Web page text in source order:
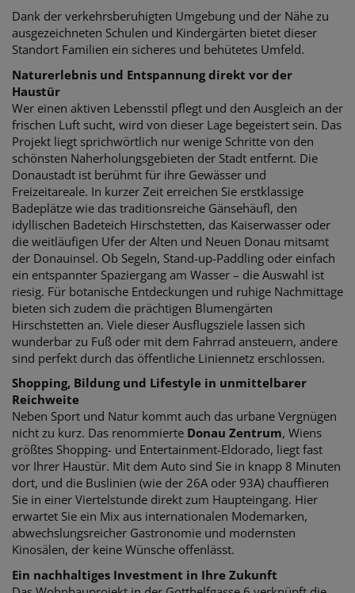
Dank der verkehrsberuhigten Umgebung und der Nähe zu
ausgezeichneten Schulen und Kindergärten bietet dieser
Standort Familien ein sicheres und behütetes Umfeld.
Naturerlebnis und Entspannung direkt vor der
Haustür
Wer einen aktiven Lebensstil pflegt und den Ausgleich an der
frischen Luft sucht, wird von dieser Lage begeistert sein. Das
Projekt liegt sprichwörtlich nur wenige Schritte von den
schönsten Naherholungsgebieten der Stadt entfernt. Die
Donaustadt ist berühmt für ihre Gewässer und
Freizeitareale. In kurzer Zeit erreichen Sie erstklassige
Badeplätze wie das traditionsreiche Gänsehäufl, den
idyllischen Badeteich Hirschstetten, das Kaiserwasser oder
die weitläufigen Ufer der Alten und Neuen Donau mitsamt
der Donauinsel. Ob Segeln, Stand-up-Paddling oder einfach
ein entspannter Spaziergang am Wasser – die Auswahl ist
riesig. Für botanische Entdeckungen und ruhige Nachmittage
bieten sich zudem die prächtigen Blumengärten
Hirschstetten an. Viele dieser Ausflugsziele lassen sich
wunderbar zu Fuß oder mit dem Fahrrad ansteuern, andere
sind perfekt durch das öffentliche Liniennetz erschlossen.
Shopping, Bildung und Lifestyle in unmittelbarer
Reichweite
Neben Sport und Natur kommt auch das urbane Vergnügen
nicht zu kurz. Das renommierte Donau Zentrum, Wiens
größtes Shopping- und Entertainment-Eldorado, liegt fast
vor Ihrer Haustür. Mit dem Auto sind Sie in knapp 8 Minuten
dort, und die Buslinien (wie der 26A oder 93A) chauffieren
Sie in einer Viertelstunde direkt zum Haupteingang. Hier
erwartet Sie ein Mix aus internationalen Modemarken,
abwechslungsreicher Gastronomie und modernsten
Kinosälen, der keine Wünsche offenlässt.
Ein nachhaltiges Investment in Ihre Zukunft